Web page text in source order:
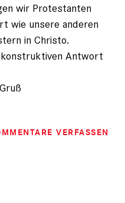
wir Protestanten
wie unsere anderen
in Christo.
Antwort
VERFASSEN